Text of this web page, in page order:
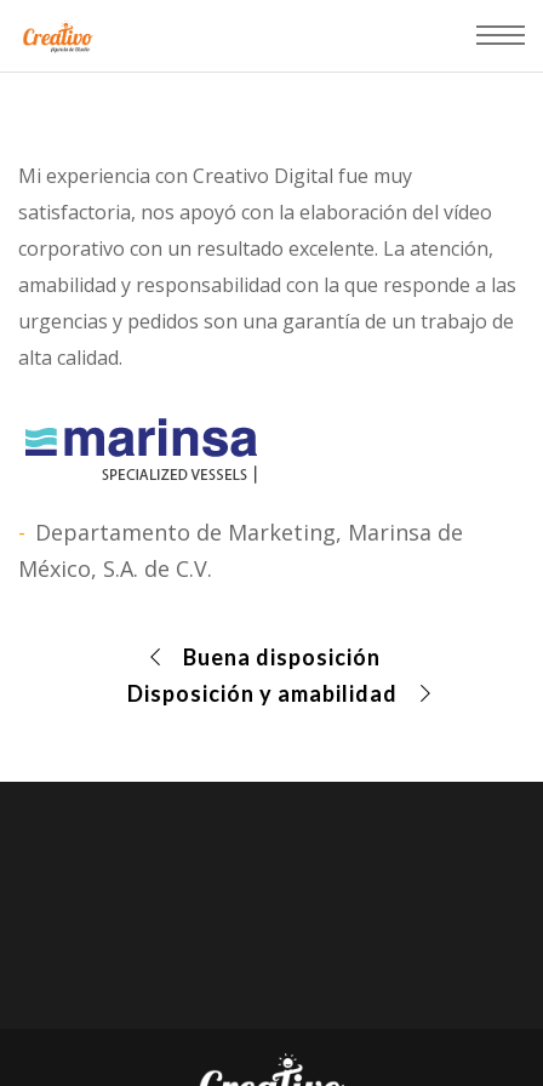
Mi experiencia con Creativo Digital fue muy
satisfactoria, nos apoyó con la elaboración del vídeo
corporativo con un resultado excelente. La atención,
amabilidad y responsabilidad con la que responde a las
urgencias y pedidos son una garantía de un trabajo de
alta calidad.
Departamento de Marketing, Marinsa de
México, S.A. de C.V.
Buena disposición
Disposición y amabilidad